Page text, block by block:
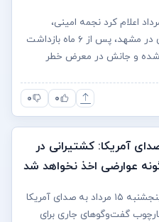
امیرکبیر روز پنجشنبه ۱۵ مرداد اعلام کرد نجمه امینی،
دانشجوی ۲۳ ساله رشته حسابداری در مشهد، پس از ۶ ماه بازداشت
شده و جانش در معرض خطر
۰ ۰
آمریکا: کشتیرانی در
عوارضی اخذ نخواهد شد
یک مقام دولت ایالات متحده روز پنجشنبه ۱۵ مرداد به صدای آمریکا
گفت‌وگوهای جاری برای